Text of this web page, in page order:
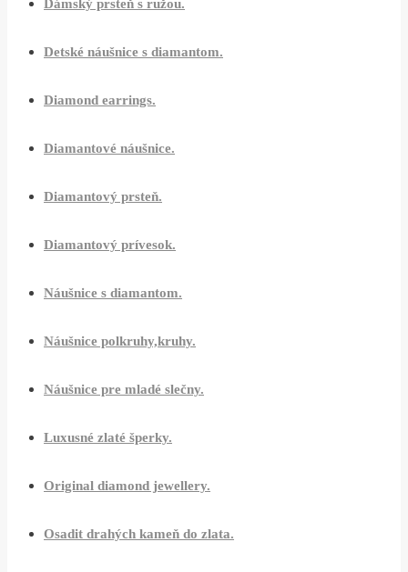
Dámský prsteň s ružou.
Detské náušnice s diamantom.
Diamond earrings.
Diamantové náušnice.
Diamantový prsteň.
Diamantový prívesok.
Náušnice s diamantom.
Náušnice polkruhy,kruhy.
Náušnice pre mladé slečny.
Luxusné zlaté šperky.
Original diamond jewellery.
Osadit drahých kameň do zlata.